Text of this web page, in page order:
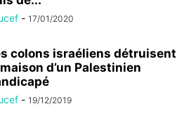
- 17/01/2020
colons israéliens détruisent
d’un Palestinien
- 19/12/2019